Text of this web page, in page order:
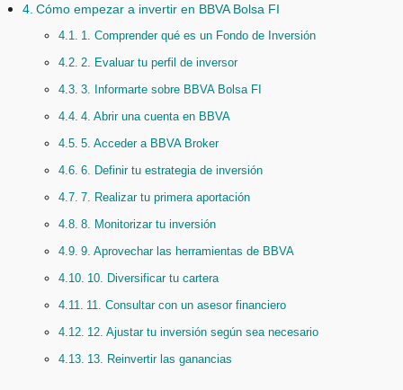
Cómo empezar a invertir en BBVA Bolsa FI
1. Comprender qué es un Fondo de Inversión
2. Evaluar tu perfil de inversor
3. Informarte sobre BBVA Bolsa FI
4. Abrir una cuenta en BBVA
5. Acceder a BBVA Broker
6. Definir tu estrategia de inversión
7. Realizar tu primera aportación
8. Monitorizar tu inversión
9. Aprovechar las herramientas de BBVA
10. Diversificar tu cartera
11. Consultar con un asesor financiero
12. Ajustar tu inversión según sea necesario
13. Reinvertir las ganancias